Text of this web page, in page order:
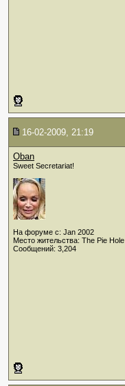
16-02-2009, 21:19
Oban
Sweet Secretariat!
На форуме с: Jan 2002
Место жительства: The Pie Hole
Сообщений: 3,204